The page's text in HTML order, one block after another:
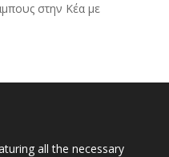
στην Κέα με
all the necessary